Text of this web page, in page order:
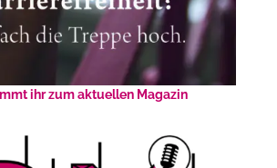
ihr zum aktuellen Magazin